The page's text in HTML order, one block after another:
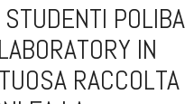
POLIBA
IN
RACCOLTA